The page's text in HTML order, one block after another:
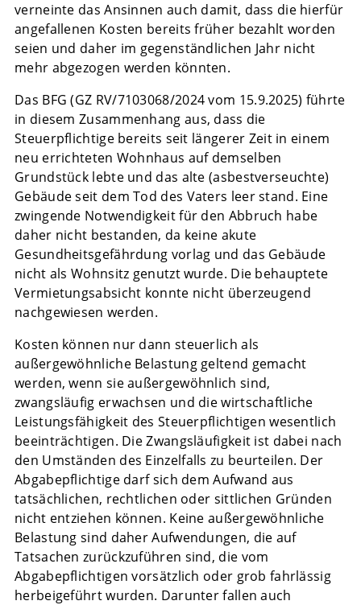
verneinte das Ansinnen auch damit, dass die hierfür
angefallenen Kosten bereits früher bezahlt worden
seien und daher im gegenständlichen Jahr nicht
mehr abgezogen werden könnten.
Das BFG (GZ RV/7103068/2024 vom 15.9.2025) führte
in diesem Zusammenhang aus, dass die
Steuerpflichtige bereits seit längerer Zeit in einem
neu errichteten Wohnhaus auf demselben
Grundstück lebte und das alte (asbestverseuchte)
Gebäude seit dem Tod des Vaters leer stand. Eine
zwingende Notwendigkeit für den Abbruch habe
daher nicht bestanden, da keine akute
Gesundheitsgefährdung vorlag und das Gebäude
nicht als Wohnsitz genutzt wurde. Die behauptete
Vermietungsabsicht konnte nicht überzeugend
nachgewiesen werden.
Kosten können nur dann steuerlich als
außergewöhnliche Belastung geltend gemacht
werden, wenn sie außergewöhnlich sind,
zwangsläufig erwachsen und die wirtschaftliche
Leistungsfähigkeit des Steuerpflichtigen wesentlich
beeinträchtigen. Die Zwangsläufigkeit ist dabei nach
den Umständen des Einzelfalls zu beurteilen. Der
Abgabepflichtige darf sich dem Aufwand aus
tatsächlichen, rechtlichen oder sittlichen Gründen
nicht entziehen können. Keine außergewöhnliche
Belastung sind daher Aufwendungen, die auf
Tatsachen zurückzuführen sind, die vom
Abgabepflichtigen vorsätzlich oder grob fahrlässig
herbeigeführt wurden. Darunter fallen auch